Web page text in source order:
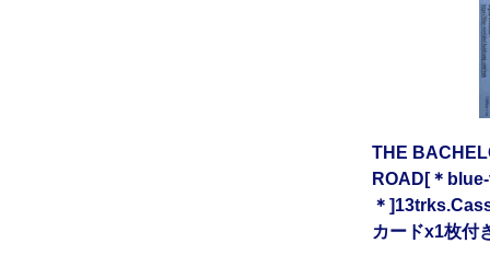
THE
ROAD[＊
＊
カードx1枚付